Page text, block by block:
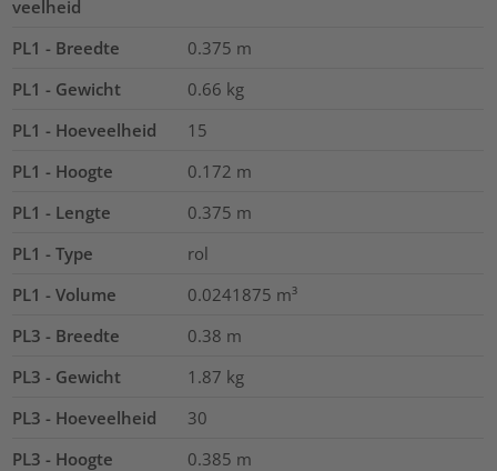
veelheid
PL1 - Breedte
0.375 m
PL1 - Gewicht
0.66 kg
PL1 - Hoeveelheid
15
PL1 - Hoogte
0.172 m
PL1 - Lengte
0.375 m
PL1 - Type
rol
PL1 - Volume
0.0241875 m³
PL3 - Breedte
0.38 m
PL3 - Gewicht
1.87 kg
PL3 - Hoeveelheid
30
PL3 - Hoogte
0.385 m